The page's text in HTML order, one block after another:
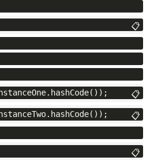
📋
📋
📋
📋